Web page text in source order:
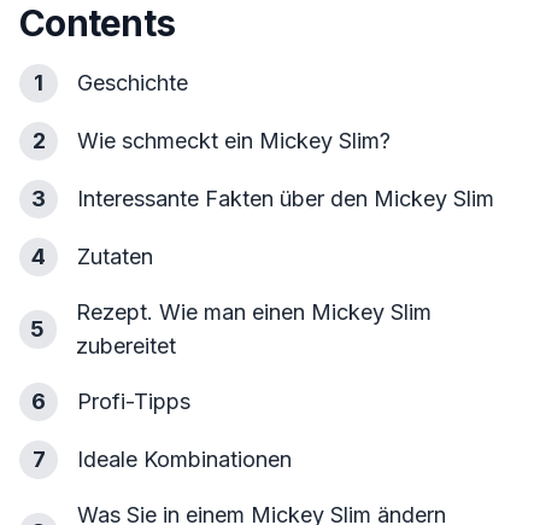
Contents
1 Geschichte
2 Wie schmeckt ein Mickey Slim?
3 Interessante Fakten über den Mickey Slim
4 Zutaten
5
Rezept. Wie man einen Mickey Slim
zubereitet
6 Profi-Tipps
7 Ideale Kombinationen
Was Sie in einem Mickey Slim ändern